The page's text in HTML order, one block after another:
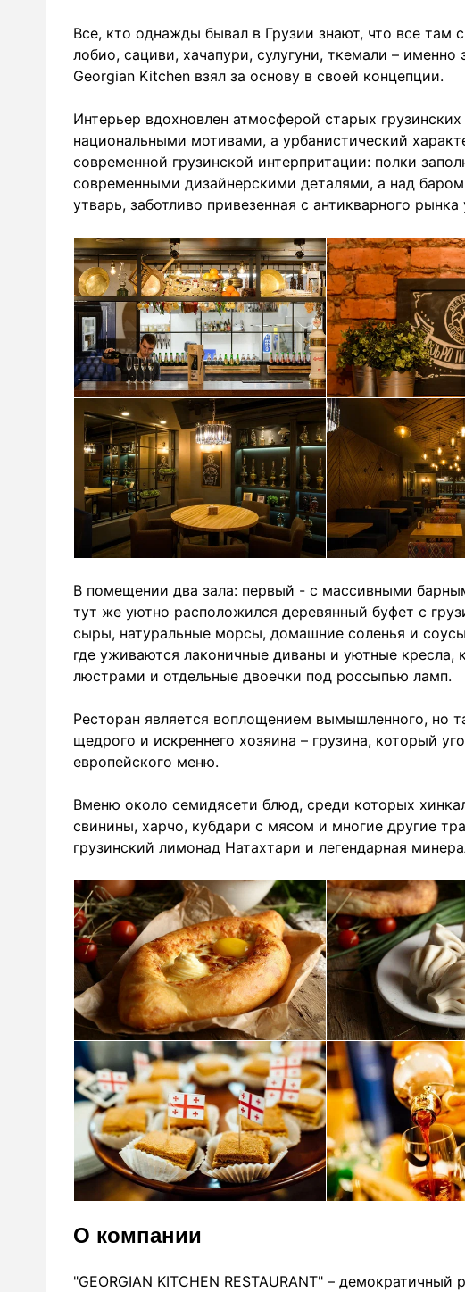
Все, кто однажды бывал в Грузии знают, что все там
лобио, сациви, хачапури, сулугуни, ткемали –
Georgian Kitchen взял за основу в своей концепции.
Интерьер вдохновлен атмосферой старых
национальными мотивами, а урбанистический
современной грузинской интерпритации: полки
современными дизайнерскими деталями, а над
утварь, заботливо привезенная с антикварного
В помещении два зала: первый - с массивными
тут же уютно расположился деревянный буфет с
сыры, натуральные морсы, домашние соленья и
где уживаются лаконичные диваны и уютные
люстрами и отдельные двоечки под россыпью ламп.
Ресторан является воплощением вымышленного, но
щедрого и искреннего хозяина – грузина, который
европейского меню.
Вменю около cемидясети блюд, среди которых
свинины, харчо, кубдари с мясом и многие другие
грузинский лимонад Натахтари и легендарная
О компании
"GEORGIAN KITCHEN RESTAURANT" –